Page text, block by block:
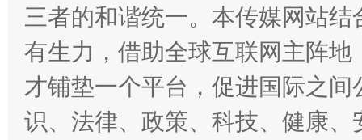
三者的和谐统一。本传媒网站
有生力，借助全球互联网主阵
才铺垫一个平台，促进国际之
识、法律、政策、科技、健康